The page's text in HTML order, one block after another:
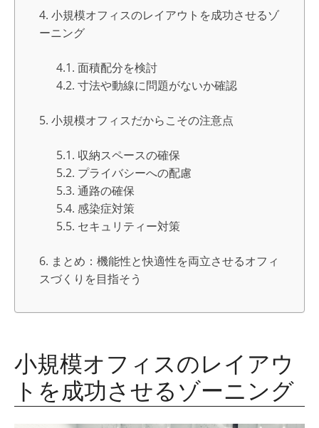
小規模オフィスのレイアウトを成功させるゾ
ーニング
面積配分を検討
寸法や動線に問題がないか確認
小規模オフィスだからこその注意点
収納スペースの確保
プライバシーへの配慮
通路の確保
感染症対策
セキュリティー対策
まとめ：機能性と快適性を両立させるオフィ
スづくりを目指そう
小規模オフィスのレイアウ
トを成功させるゾーニング